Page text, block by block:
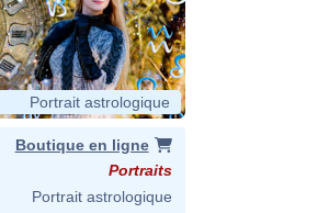
Portrait astrologique
Boutique en ligne
Portraits
Portrait astrologique